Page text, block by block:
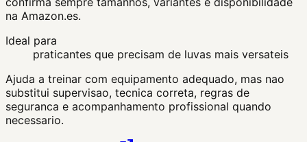
na Amazon.es.
Ideal para
praticantes que precisam de luvas mais versateis
Ajuda a treinar com equipamento adequado, mas nao
substitui supervisao, tecnica correta, regras de
seguranca e acompanhamento profissional quando
necessario.